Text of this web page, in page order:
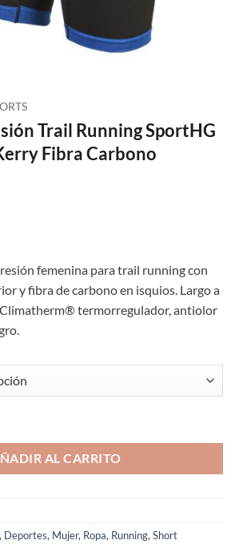
Trail Running SportHG
Fibra Carbono
femenina para trail running con
y fibra de carbono en isquios. Largo a
Climatherm® termorregulador, antiolor
AL CARRITO
, Deportes, Mujer, Ropa, Running, Short